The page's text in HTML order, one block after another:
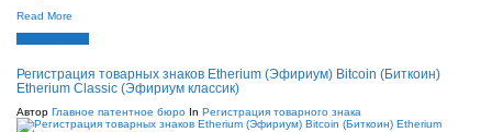
Read More
Регистрация товарных знаков Etherium (Эфириум) Bitcoin (Биткоин)
Etherium Classic (Эфириум классик)
Автор Главное патентное бюро In Регистрация товарного знака